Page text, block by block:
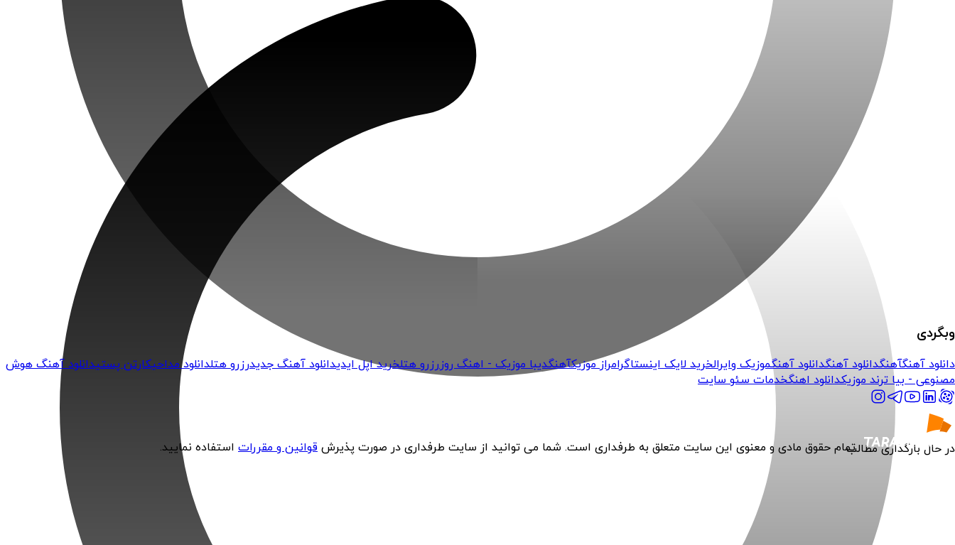
در حال بارگذاری مطالب
وبگردی
دانلود آهنگآهنگدانلود آهنگدانلود آهنگموزیک وایرالخرید لایک اینستاگرامراز موزیکآهنگدیبا موزیک - اهنگ روزرزرو هتلخرید اپل ایدیدانلود آهنگ جدیدرزرو هتلدانلود مداحیکارتن پستیدانلود آهنگ هوش
مصنوعی - بیا ترند موزیکدانلود اهنگخدمات سئو سایت
تمام حقوق مادی و معنوی این سایت متعلق به طرفداری است. شما می توانید از سایت طرفداری در صورت پذیرش قوانین و مقررات استفاده نمایید.